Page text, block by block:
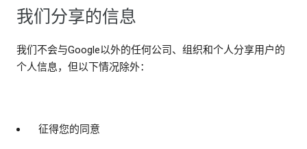
我们分享的信息
我们不会与Google以外的任何公司、组织和个人分享用户的
个人信息，但以下情况除外：
征得您的同意